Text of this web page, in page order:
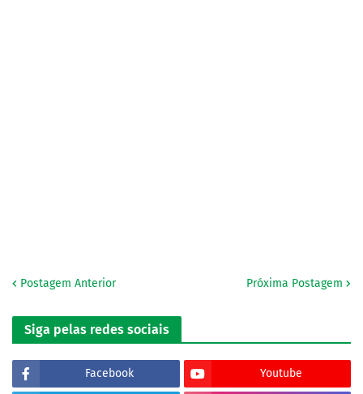
Postagem Anterior Próxima Postagem
Siga pelas redes sociais
Facebook Youtube